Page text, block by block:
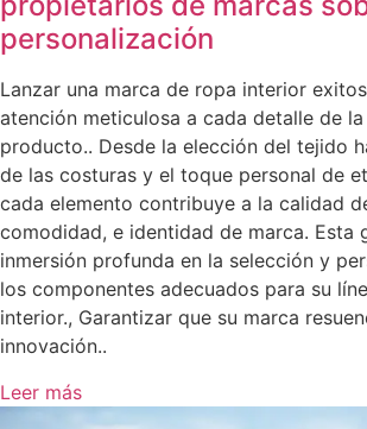
personalización
Lanzar una marca de ropa interior
atención meticulosa a cada detalle de
producto.. Desde la elección del tejido
de las costuras y el toque personal de
cada elemento contribuye a la calidad
comodidad, e identidad de marca. Esta
inmersión profunda en la selección y
los componentes adecuados para su
interior., Garantizar que su marca
innovación..
Leer más